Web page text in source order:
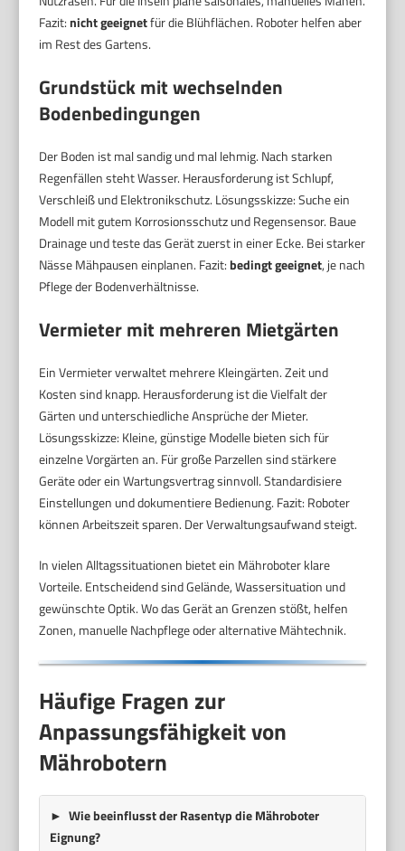
Fazit:nicht geeignetfür die Blühflächen. Roboter helfen aber
im Rest des Gartens.
Grundstück mit wechselnden
Bodenbedingungen
Der Boden ist mal sandig und mal lehmig. Nach starken
Regenfällen steht Wasser. Herausforderung ist Schlupf,
Verschleiß und Elektronikschutz. Lösungsskizze: Suche ein
Modell mit gutem Korrosionsschutz und Regensensor. Baue
Drainage und teste das Gerät zuerst in einer Ecke. Bei starker
Nässe Mähpausen einplanen. Fazit:bedingt geeignet, je nach
Pflege der Bodenverhältnisse.
Vermieter mit mehreren Mietgärten
Ein Vermieter verwaltet mehrere Kleingärten. Zeit und
Kosten sind knapp. Herausforderung ist die Vielfalt der
Gärten und unterschiedliche Ansprüche der Mieter.
Lösungsskizze: Kleine, günstige Modelle bieten sich für
einzelne Vorgärten an. Für große Parzellen sind stärkere
Geräte oder ein Wartungsvertrag sinnvoll. Standardisiere
Einstellungen und dokumentiere Bedienung. Fazit: Roboter
können Arbeitszeit sparen. Der Verwaltungsaufwand steigt.
In vielen Alltagssituationen bietet ein Mähroboter klare
Vorteile. Entscheidend sind Gelände, Wassersituation und
gewünschte Optik. Wo das Gerät an Grenzen stößt, helfen
Zonen, manuelle Nachpflege oder alternative Mähtechnik.
Häufige Fragen zur
Anpassungsfähigkeit von
Mährobotern
Wie beeinflusst der Rasentyp die Mähroboter
Eignung?